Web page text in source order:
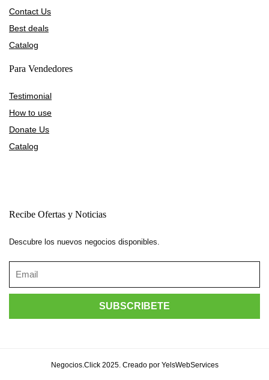
Contact Us
Best deals
Catalog
Para Vendedores
Testimonial
How to use
Donate Us
Catalog
Recibe Ofertas y Noticias
Descubre los nuevos negocios disponibles.
Negocios.Click 2025. Creado por YelsWebServices